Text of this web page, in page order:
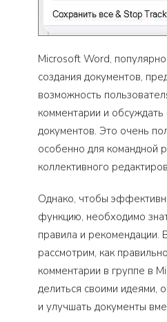
Microsoft Word,
создания документов,
возможность
комментарии и
документов. Это очень
особенно для командной
коллективного
Однако, чтобы
функцию, необходимо
правила и рекомендации.
рассмотрим, как
комментарии в группе в
делиться своими идеями,
и улучшать документы